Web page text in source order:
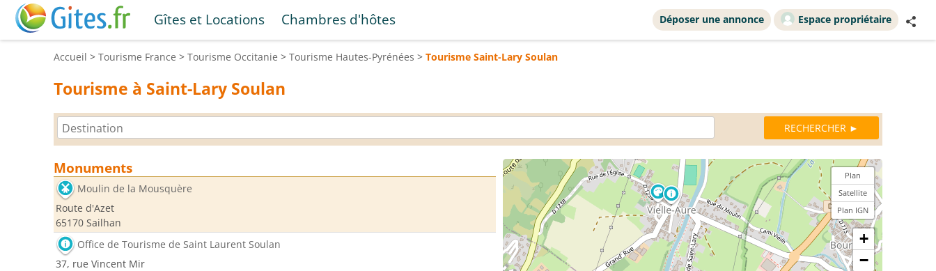
Gîtes et Locations Chambres d'hôtes Déposer une annonce Espace propriétaire
Accueil > Tourisme France > Tourisme Occitanie > Tourisme Hautes-Pyrénées > Tourisme Saint-Lary Soulan
Tourisme à Saint-Lary Soulan
Monuments
Moulin de la Mousquère
Route d'Azet
65170 Sailhan
Office de Tourisme de Saint Laurent Soulan
37, rue Vincent Mir
Plan
Satellite
Plan IGN
+
−